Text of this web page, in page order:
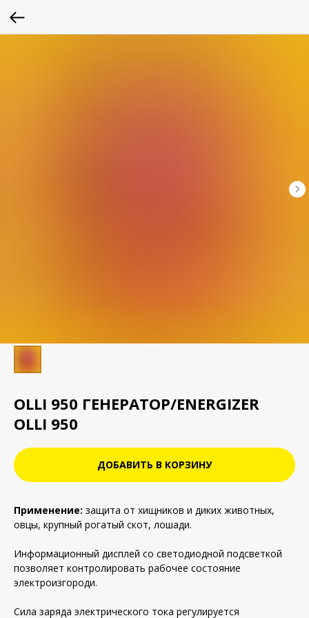
OLLI 950 ГЕНЕРАТОР/ENERGIZER
OLLI 950
ДОБАВИТЬ В КОРЗИНУ
Применение: защита от хищников и диких животных,
овцы, крупный рогатый скот, лошади.
Информационный дисплей со светодиодной подсветкой
позволяет контролировать рабочее состояние
электроизгороди.
Сила заряда электрического тока регулируется